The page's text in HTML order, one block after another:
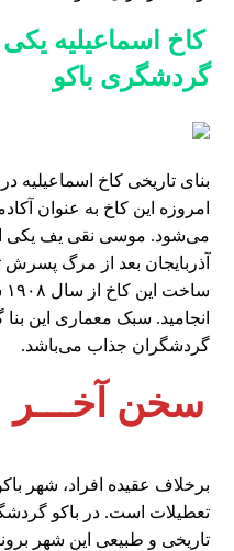
کاخ اسماعیلیه
گردشگری باکو
بنای تاریخی کاخ اسماعیلیه
امروزه این کاخ به عنوان
می‌شود. موسی نقی یف یکی از
آذربایجان بعد از مرگ
انجامید. سبک معماری این
گردشگران جذاب می‌باشد.
سخن آخـــر
برخلاف عقیده افراد، شهر
تعطیلات است. در باکو
تاریخی و طبیعی این شهر